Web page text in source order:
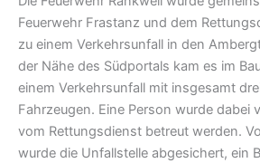
Feuerwehr Frastanz und dem
zu einem Verkehrsunfall in den
der Nähe des Südportals kam es im
einem Verkehrsunfall mit insgesamt
Fahrzeugen. Eine Person wurde dabei
vom Rettungsdienst betreut werden.
wurde die Unfallstelle abgesichert, ein